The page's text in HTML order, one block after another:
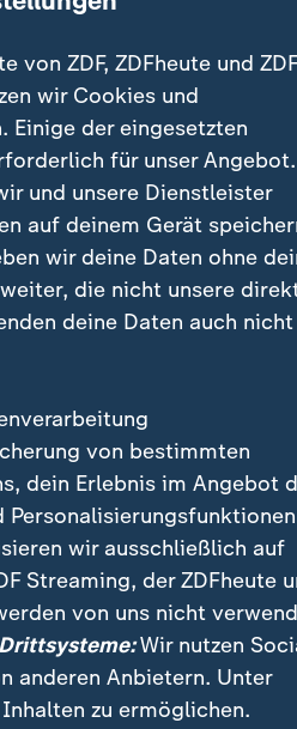
die Gastgeber in
Eishockey-Spielerinnen
Nachrichten | heute
"Neue Risiken für die
Konjunktur"
Video 1:02
von ZDF, ZDFheute und
wir Cookies und
Einige der eingesetzten
für unser
und unsere Dienstleister
auf deinem Gerät
wir deine Daten ohne
die nicht unsere
deine Daten auch nicht
von bestimmten
dein Erlebnis im Angebot
Personalisierungsfunktionen
wir ausschließlich auf
Streaming, der ZDFheute
von uns nicht
Wir nutzen
anderen Anbietern. Unter
zu ermöglichen.